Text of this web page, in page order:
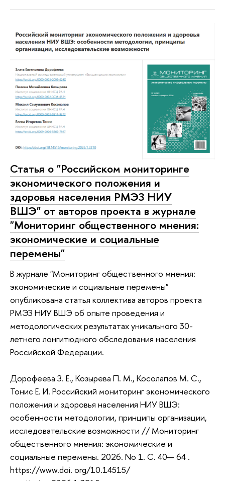
Статья о "Российском мониторинге
экономического положения и
здоровья населения РМЭЗ НИУ
ВШЭ" от авторов проекта в журнале
"Мониторинг общественного мнения:
экономические и социальные
перемены"
В журнале "Мониторинг общественного мнения:
экономические и социальные перемены"
опубликована статья коллектива авторов проекта
РМЭЗ НИУ ВШЭ об опыте проведения и
методологических результатах уникального 30-
летнего лонгитюдного обследования населения
Российской Федерации.
Дорофеева З. Е., Козырева П. М., Косолапов М. С.,
Тонис Е. И. Российский мониторинг экономического
положения и здоровья населения НИУ ВШЭ:
особенности методологии, принципы организации,
исследовательские возможности // Мониторинг
общественного мнения: экономические и
социальные перемены. 2026. No 1. С. 40— 64 .
https://www.doi. org/10.14515/